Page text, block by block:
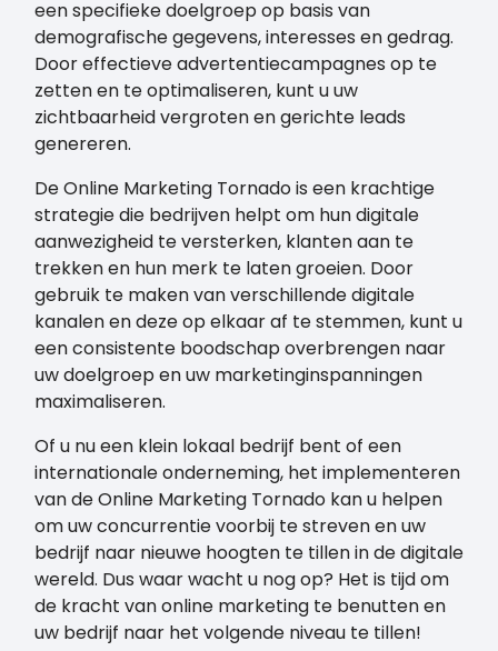
een specifieke doelgroep op basis van
demografische gegevens, interesses en gedrag.
Door effectieve advertentiecampagnes op te
zetten en te optimaliseren, kunt u uw
zichtbaarheid vergroten en gerichte leads
genereren.
De Online Marketing Tornado is een krachtige
strategie die bedrijven helpt om hun digitale
aanwezigheid te versterken, klanten aan te
trekken en hun merk te laten groeien. Door
gebruik te maken van verschillende digitale
kanalen en deze op elkaar af te stemmen, kunt u
een consistente boodschap overbrengen naar
uw doelgroep en uw marketinginspanningen
maximaliseren.
Of u nu een klein lokaal bedrijf bent of een
internationale onderneming, het implementeren
van de Online Marketing Tornado kan u helpen
om uw concurrentie voorbij te streven en uw
bedrijf naar nieuwe hoogten te tillen in de digitale
wereld. Dus waar wacht u nog op? Het is tijd om
de kracht van online marketing te benutten en
uw bedrijf naar het volgende niveau te tillen!